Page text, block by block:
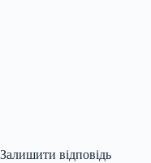
Залишити відповідь